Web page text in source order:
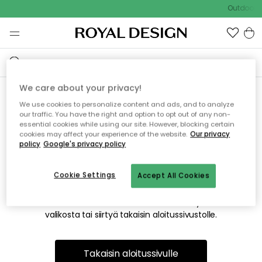
Outdoor
Emme valitettavasti löydä
etsimääsi sivua
Tämä voi johtua siitä, että sivua ei enää ole tai siitä, että se
on siirretty muualle. Pahoittelemme tästä mahdollisesti
valikosta tai siirtyä takaisin aloitussivustolle.
Takaisin aloitussivulle
We care about your privacy!
We use cookies to personalize content and ads, and to analyze
our traffic. You have the right and option to opt out of any non-
essential cookies while using our site. However, blocking certain
cookies may affect your experience of the website. Our privacy
policy Google's privacy policy
Accept All Cookies
Cookie Settings